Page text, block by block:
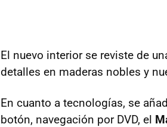
El nuevo interior se reviste de
detalles en maderas nobles y
En cuanto a tecnologías, se
botón, navegación por DVD, el